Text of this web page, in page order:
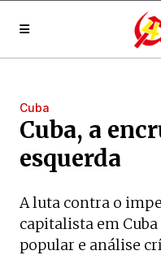
Cuba
Cuba, a
esquerda
A luta contra o
capitalista em
popular e análise